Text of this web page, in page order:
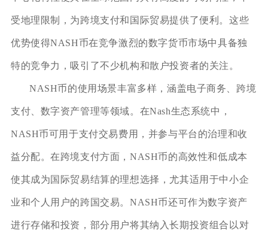
受地理限制，为跨境支付和国际贸易提供了便利。这些
优势使得NASH币在竞争激烈的数字货币市场中具备独
特的竞争力，吸引了不少机构和散户投资者的关注。
NASH币的使用场景丰富多样，涵盖电子商务、跨境
支付、数字资产管理等领域。在Nash生态系统中，
NASH币可用于支付交易费用，并参与平台的治理和收
益分配。在跨境支付方面，NASH币的高效性和低成本
使其成为国际贸易结算的理想选择，尤其适用于中小企
业和个人用户的跨国交易。NASH币还可作为数字资产
进行存储和投资，部分用户将其纳入长期投资组合以对